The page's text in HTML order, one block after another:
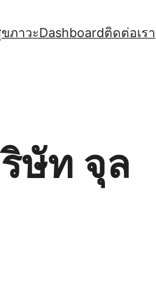
ภาวะDashboardติดต่อเรา
ษัท จุล